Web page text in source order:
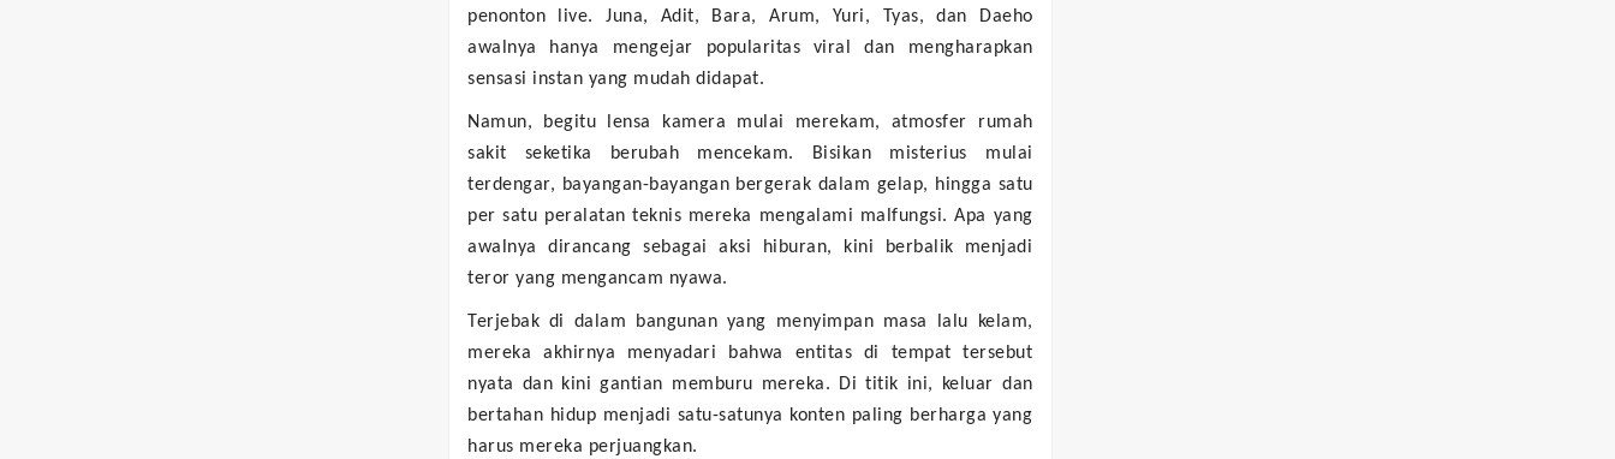
penonton live. Juna, Adit, Bara, Arum, Yuri, Tyas, dan Daeho
awalnya hanya mengejar popularitas viral dan mengharapkan
sensasi instan yang mudah didapat.
Namun, begitu lensa kamera mulai merekam, atmosfer rumah
sakit seketika berubah mencekam. Bisikan misterius mulai
terdengar, bayangan-bayangan bergerak dalam gelap, hingga satu
per satu peralatan teknis mereka mengalami malfungsi. Apa yang
awalnya dirancang sebagai aksi hiburan, kini berbalik menjadi
teror yang mengancam nyawa.
Terjebak di dalam bangunan yang menyimpan masa lalu kelam,
mereka akhirnya menyadari bahwa entitas di tempat tersebut
nyata dan kini gantian memburu mereka. Di titik ini, keluar dan
bertahan hidup menjadi satu-satunya konten paling berharga yang
harus mereka perjuangkan.